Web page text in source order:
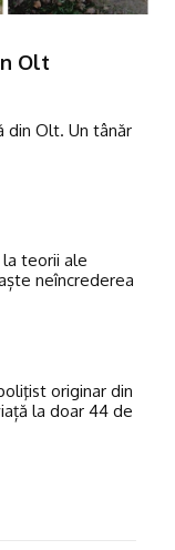
Olt
din Olt. Un tânăr
teorii ale
neîncrederea
originar din
la doar 44 de